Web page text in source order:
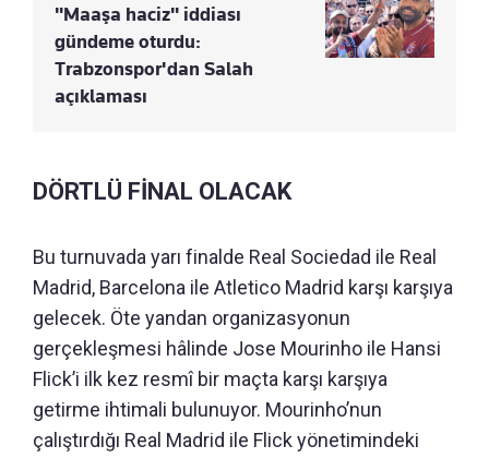
"Maaşa haciz" iddiası
gündeme oturdu:
Trabzonspor'dan Salah
açıklaması
DÖRTLÜ FİNAL OLACAK
Bu turnuvada yarı finalde Real Sociedad ile Real
Madrid, Barcelona ile Atletico Madrid karşı karşıya
gelecek. Öte yandan organizasyonun
gerçekleşmesi hâlinde Jose Mourinho ile Hansi
Flick’i ilk kez resmî bir maçta karşı karşıya
getirme ihtimali bulunuyor. Mourinho’nun
çalıştırdığı Real Madrid ile Flick yönetimindeki